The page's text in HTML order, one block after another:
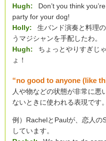
Hugh:
Don’t you think
party for your dog!
Holly:
生バンド演奏と料理
うマジシャンを手配したわ。
Hugh:
ちょっとやりすぎじ
ょ！
“no good to anyone (like
人や物などの状態が非常に悪
ないときに使われる表現です。
例）RachelとPaulが、恋人の
しています。